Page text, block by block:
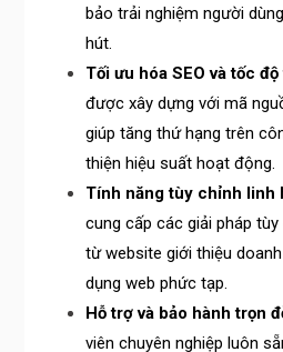
bảo trải nghiệm người
hút.
Tối ưu hóa SEO và tốc
được xây dựng với mã
giúp tăng thứ hạng trên
thiện hiệu suất hoạt động.
Tính năng tùy chỉnh linh
cung cấp các giải pháp
từ website giới thiệu
dụng web phức tạp.
Hỗ trợ và bảo hành trọn
viên chuyên nghiệp luôn